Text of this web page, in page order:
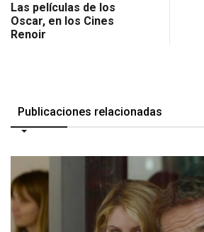
Las películas de los
Oscar, en los Cines
Renoir
Publicaciones relacionadas